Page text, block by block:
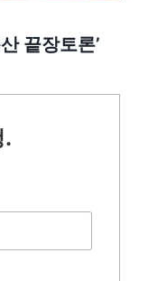
끝장토론’
.